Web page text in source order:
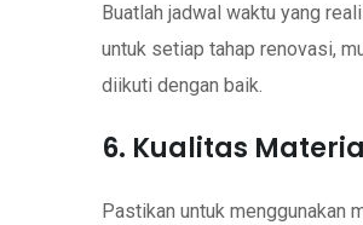
Buatlah jadwal waktu yang
untuk setiap tahap renovasi,
diikuti dengan baik.
6. Kualitas
Pastikan untuk menggunakan